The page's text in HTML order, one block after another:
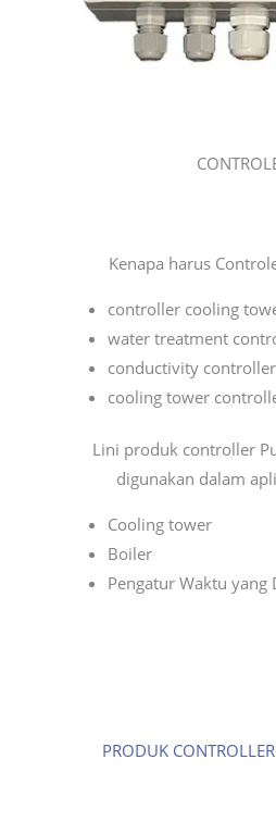
Kenapa harus
controller cooling
water treatment
conductivity controller
cooling tower
Lini produk controller
digunakan dalam
Cooling tower
Boiler
Pengatur Waktu yang
PRODUK